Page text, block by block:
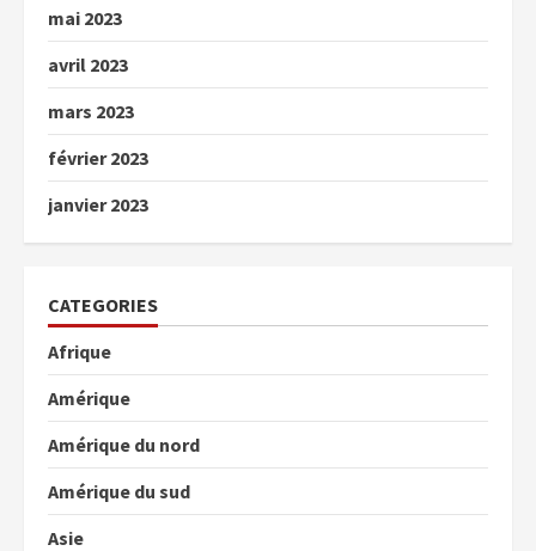
mai 2023
avril 2023
mars 2023
février 2023
janvier 2023
CATEGORIES
Afrique
Amérique
Amérique du nord
Amérique du sud
Asie